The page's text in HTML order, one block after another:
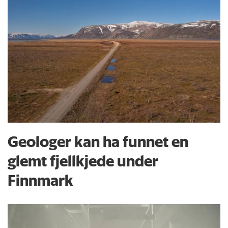
Geologer kan ha funnet en
glemt fjellkjede under
Finnmark